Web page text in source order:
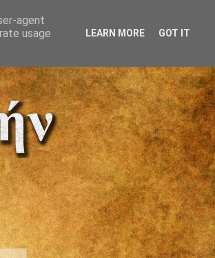
agent
usage
LEARN MORE GOT IT